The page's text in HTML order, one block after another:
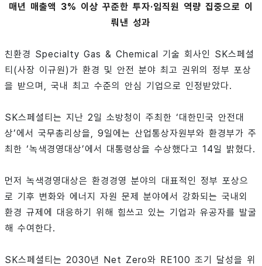
매년 매출액 3% 이상 꾸준한 투자·임직원 역량 집중으로 이
뤄낸 성과
친환경 Specialty Gas & Chemical 기술 회사인 SK스페셜
티(사장 이규원)가 환경 및 안전 분야 최고 권위의 정부 포상
을 받으며, 국내 최고 수준의 안심 기업으로 인정받았다.
SK스페셜티는 지난 2일 소방청이 주최한 ‘대한민국 안전대
상’에서 국무총리상을, 9일에는 산업통상자원부와 환경부가 주
최한 ‘녹색경영대상’에서 대통령상을 수상했다고 14일 밝혔다.
먼저 녹색경영대상은 환경경영 분야의 대표적인 정부 포상으
로 기후 변화와 에너지 자원 문제 분야에서 강화되는 국내외
환경 규제에 대응하기 위해 힘쓰고 있는 기업과 유공자를 발굴
해 수여한다.
SK스페셜티는 2030년 Net Zero와 RE100 조기 달성을 위